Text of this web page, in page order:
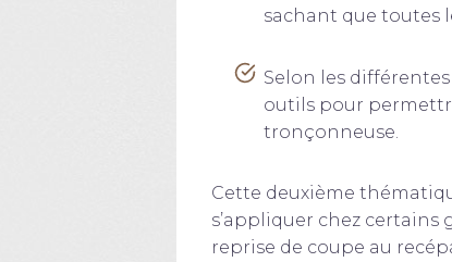
sachant que toutes
Selon les
outils pour
tronçonneuse.
Cette deuxième
s’appliquer chez
reprise de coupe au